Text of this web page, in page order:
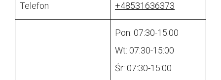
Telefon +48531636373
Pon: 07:30-15:00
Wt: 07:30-15:00
Śr: 07:30-15:00